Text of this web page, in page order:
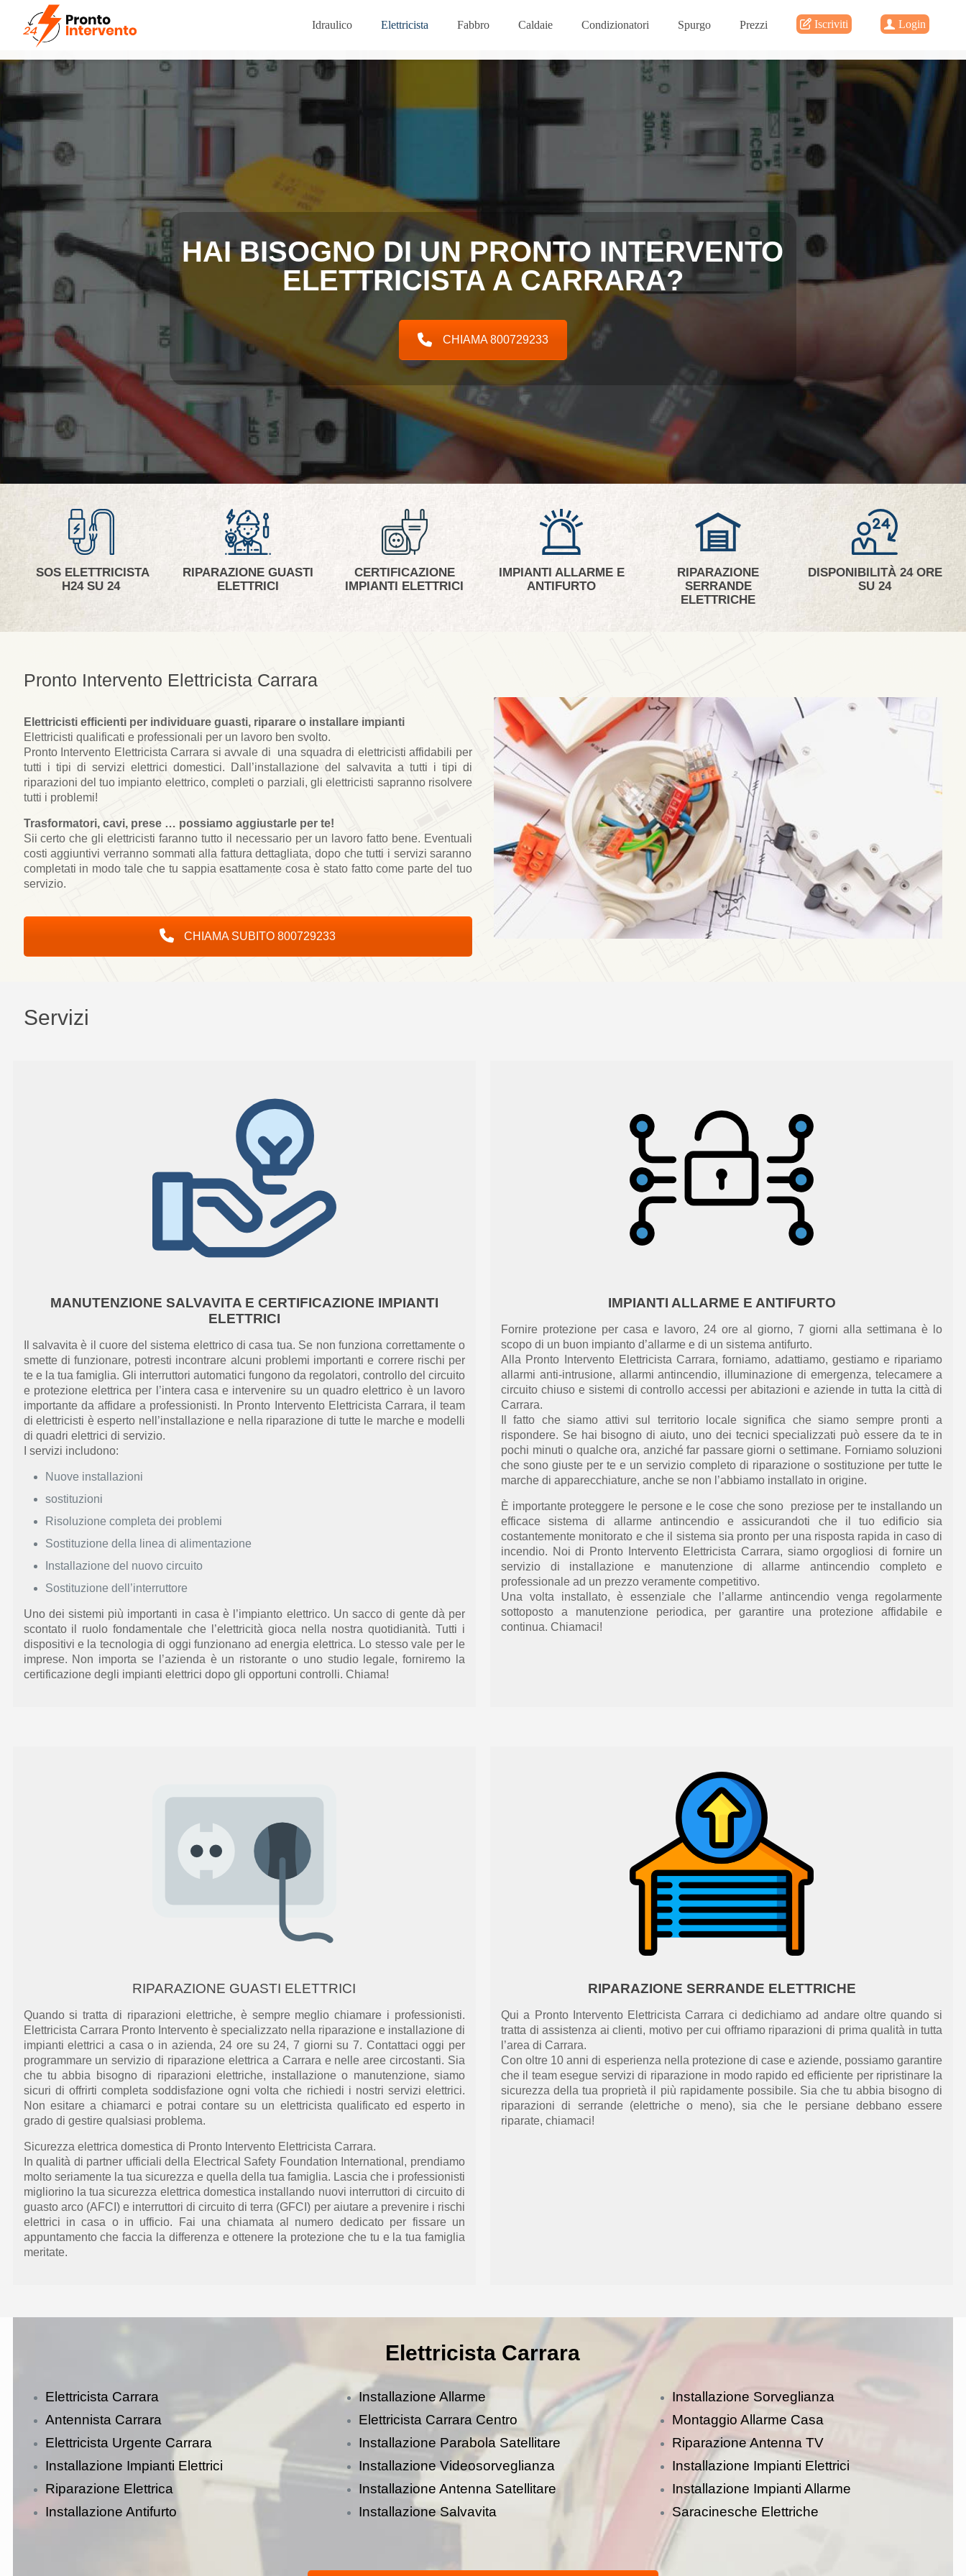
Idraulico Elettricista Fabbro Caldaie Condizionatori Spurgo Prezzi Iscriviti Login
HAI BISOGNO DI UN PRONTO INTERVENTO
ELETTRICISTA A CARRARA?
CHIAMA 800729233
SOS ELETTRICISTA
H24 SU 24
RIPARAZIONE GUASTI
ELETTRICI
CERTIFICAZIONE
IMPIANTI ELETTRICI
IMPIANTI ALLARME E
ANTIFURTO
RIPARAZIONE
SERRANDE
ELETTRICHE
DISPONIBILITÀ 24 ORE
SU 24
Pronto Intervento Elettricista Carrara
Elettricisti efficienti per individuare guasti, riparare o installare impianti
Elettricisti qualificati e professionali per un lavoro ben svolto.
Pronto Intervento Elettricista Carrara si avvale di una squadra di elettricisti affidabili per
tutti i tipi di servizi elettrici domestici. Dall’installazione del salvavita a tutti i tipi di
riparazioni del tuo impianto elettrico, completi o parzia li,gli elettricisti sapranno risolvere
tutti i problemi!
Trasformatori, cavi, prese … possiamo aggiustarl eper te!
Siicerto che gli elettricisti faranno tutto il necessario per un lavoro fatto bene. Eventuali
costi aggiuntivi verranno sommati alla fattura dettagliata, dopo che tutti i servizi saranno
completati in modo tale che tu sappia esattamente cosa è stato fatto come parte del tuo
servizio.
CHIAMA SUBITO 800729233
Servizi
MANUTENZIONE SALVAVITA E CERTIFICAZIONE IMPIANTI
ELETTRICI
salvavita è il cuore del sistema elettrico di casa tua. Se non funziona correttamente o
smette di funzionare, potresti incontrare alcuni problemi importantie correre rischi per
te e la tua famiglia. Gli interruttori automatici fungono da regolatori, controllo del circuito
e protezione elettrica per l’intera casae intervenire su un quadro elettrico è un lavoro
importante da affidare a professionisti. In Pronto Intervento Elettricista Carrara, il team
di elettricisti è esperto nell’installazione e nella riparazione di tutte le marche e modelli
di quadri elettrici di servizio.
I servizi includono:
Nuove installazioni
sostituzioni
Risoluzione completa dei problemi
Sostituzione della linea di alimentazione
Installazione del nuovo circuito
Sostituzione dell’interruttore
Uno dei sistemi più importanti in casa è l’impianto elettrico. Un sacco di gente dà per
scontato il ruolofondamentaleche l’elettricità gioca nella nostra quotidianità. Tutti i
dispositivi e la tecnologia di oggifunzionano adenergia elettrica. Lo stesso vale per le
imprese. Non importa se l’azienda è un ristorante o uno studio legale, forniremo la
certificazione degli impianti elettrici dopo gli opportuni controlli. Chiama!
IMPIANTI ALLARME E ANTIFURTO
Fornire protezione per casa e lavoro, 24 ore al giorno, 7 giorni alla settimana è lo
scopo di un buon impianto d’allarme e di un sistema antifurto.
Alla Pronto Intervento Elettricista Carrara, forniamo, adattiamo, gestiamo e ripariamo
allarmi anti-intrusione, allarmi antincendio, illuminazione di emergenza, telecamere a
circuito chiuso e sistemi di controllo accessi per abitazioni e aziende in tutta la città di
Carrara.
Il fatto che siamo attivi sul territorio localesignifica che siamo sempre pronti a
rispondere. Se hai bisogno di aiuto, uno dei tecnici specializzati può essere da te in
pochi minutio qualche ora, anzichéfar passaregiorni o settimane. Forniamo soluzioni
che sono giuste per te e un servizio completo di riparazione o sostituzione per tutte le
marche di apparecchiature, anche se non l’abbiamo installato in origine.
È importante proteggere le persone e le cose chesono preziose per te installando un
efficace sistema di allarme antincendio e assicurandoti che il tuo edificio sia
costantemente monitorato e che il sistema sia pronto per una risposta rapida in caso di
incendio. Noi di Pronto Intervento E lettricista Carrara, siamo orgogliosidi fornireun
servizio di installazione e manutenzione di allarme antincendio completo e
professionale ad un prezzo veramente competitivo.
Una volta installato, è essenziale che l’allarme antincendio venga regolarmente
sottoposto a manutenzione periodica, per garantire una protezione affidabile e
continua. Chiamaci!
RIPARAZIONE GUASTI ELETTRICI
Quando si tratta di riparazioni elettriche, è sempre meglio chiamare i professionisti.
Elettricista Carrara Pronto Intervento è specializzato nella riparazione e installazione di
impianti elettrici a casa o in azienda, 24 ore su 24, 7 giorni su 7. Contattacioggi per
programmare un servizio di riparazione elettrica a Carrara enelle aree circostanti. Sia
che tu abbia bisogno di riparazioni elettriche, installazione o manutenzione, siamo
sicuri di offrirti completa soddisfazione ogni volta che richiedi i nostri servizi elettrici.
Non esitare a chiamarci e potrai contare su un elettricista qualificato ed esperto in
grado di gestire qualsiasi problema.
Sicurezza elettrica domestica di Pronto Intervento Elettricista Carrara.
In qualità di partner ufficiali della Electrical Safety Foundation International, prendiamo
molto seriamente la tua sicurezza e quella della tua famiglia. Lascia che i professionisti
migliorinola tua sicurezza elettrica domestica installando nuovi interruttori di circuito di
guasto arco (AFCI) e interruttori di circuito di terra (GFCI) per aiutare a prevenire i rischi
elettrici in casa o in ufficio. Fai una chiamataal numero dedicatoper fissare un
appuntamento che faccia la differenza e ottenere la protezione che tu e la tua famiglia
meritate.
RIPARAZIONE SERRANDE ELETTRICHE
Qui a Pronto Intervento Elettricista Carrara ci dedichiamo ad andare oltre quando si
tratta di assistenza ai clienti, motivo per cui offriamo riparazioni di prima qualità in tutta
l’area di Carrara.
Con oltre 10 anni di esperienza nella protezione di case e aziende, possiamo garantire
che il team esegue servizidi riparazione in modo rapido ed efficiente per ripristinare la
sicurezza dellatua proprietà il più rapidamente possibile. Sia che tu abbia bisogno di
riparazioni di serrande (elettriche o meno), sia che le persiane debbano essere
riparate, chiamaci!
Elettricista Carrara
Elettricista Carrara
Antennista Carrara
Elettricista Urgente Carrara
Installazione Impianti Elettrici
Riparazione Elettrica
Installazione Antifurto
Installazione Allarme
Elettricista Carrara Centro
Installazione Parabola Satellitare
Installazione Videosorveglianza
Installazione Antenna Satellitare
Installazione Salvavita
Installazione Sorveglianza
Montaggio Allarme Casa
Riparazione Antenna TV
Installazione Impianti Elettrici
Installazione Impianti Allarme
Saracinesche Elettriche